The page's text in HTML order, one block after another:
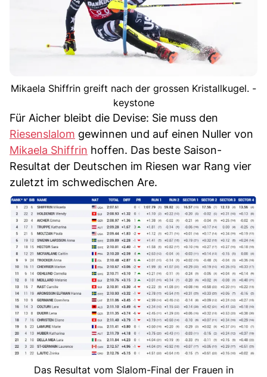
Mikaela Shiffrin greift nach der grossen Kristallkugel. -
keystone
Für Aicher bleibt die Devise: Sie muss den
Riesenslalom gewinnen und auf einen Nuller von
Mikaela Shiffrin hoffen. Das beste Saison-
Resultat der Deutschen im Riesen war Rang vier
zuletzt im schwedischen Are.
Das Resultat vom Slalom-Final der Frauen in